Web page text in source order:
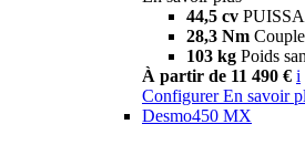
44,5 cv
28,3 Nm Couple
103 kg Poids
À partir de 11 490 € i
Configurer En savoir
Desmo450 MX